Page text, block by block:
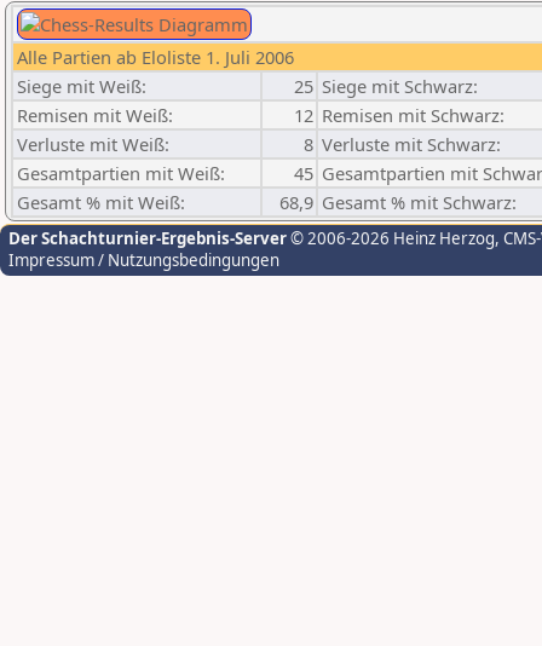
Alle Partien ab Eloliste 1. Juli 2006
Siege mit Weiß:
25 Siege mit Schwarz:
Remisen mit Weiß:
12 Remisen mit Schwarz:
Verluste mit Weiß:
8 Verluste mit Schwarz:
Gesamtpartien mit Weiß:
45 Gesamtpartien mit
Gesamt % mit Weiß:
68,9 Gesamt % mit Schwarz:
Der Schachturnier-Ergebnis-Server© 2006-2026 Heinz Herzog,
Impressum / Nutzungsbedingungen